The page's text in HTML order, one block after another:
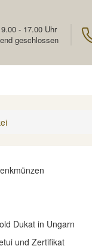
- 17.00 Uhr
geschlossen
Dukat in Ungarn
und Zertifikat